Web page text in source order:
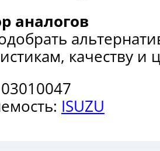
аналогов
качеству
03010047
ISUZU